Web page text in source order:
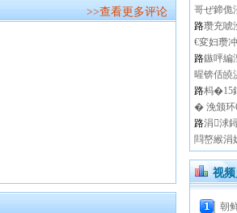
>>查看更多评论
哥ぜ鍗
路瓒充唬
€変妇瓒
路鏃呯編
暒锛佸
路杩�15
� 浼颁
路涓浗
閰嶅緱
视
朝